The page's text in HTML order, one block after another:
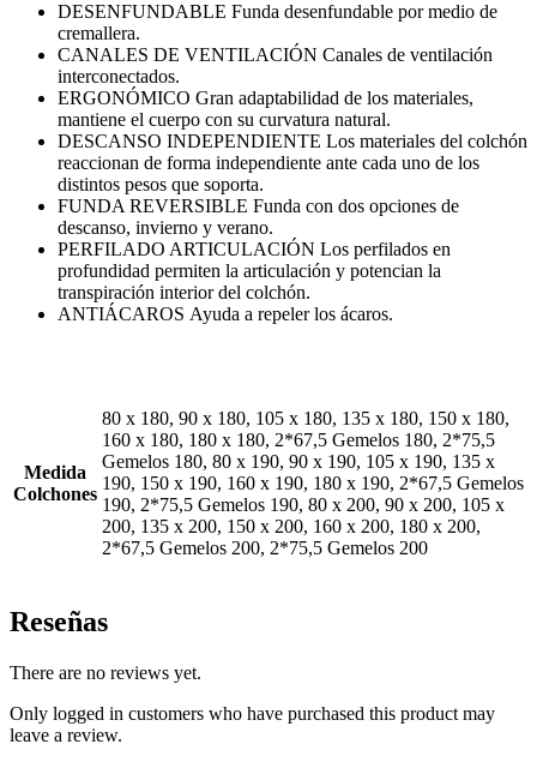
DESENFUNDABLE Funda desenfundable por medio de
cremallera.
CANALES DE VENTILACIÓN Canales de ventilación
interconectados.
ERGONÓMICO Gran adaptabilidad de los materiales,
mantiene el cuerpo con su curvatura natural.
DESCANSO INDEPENDIENTE Los materiales del colchón
reaccionan de forma independiente ante cada uno de los
distintos pesos que soporta.
FUNDA REVERSIBLE Funda con dos opciones de
descanso, invierno y verano.
PERFILADO ARTICULACIÓN Los perfilados en
profundidad permiten la articulación y potencian la
transpiración interior del colchón.
ANTIÁCAROS Ayuda a repeler los ácaros.
Medida
Colchones
80 x 180, 90 x 180, 105 x 180, 135 x 180, 150 x 180,
160 x 180, 180 x 180, 2*67,5 Gemelos 180, 2*75,5
Gemelos 180, 80 x 190, 90 x 190, 105 x 190, 135 x
190, 150 x 190, 160 x 190, 180 x 190, 2*67,5 Gemelos
190, 2*75,5 Gemelos 190, 80 x 200, 90 x 200, 105 x
200, 135 x 200, 150 x 200, 160 x 200, 180 x 200,
2*67,5 Gemelos 200, 2*75,5 Gemelos 200
Reseñas
There are no reviews yet.
Only logged in customers who have purchased this product may
leave a review.